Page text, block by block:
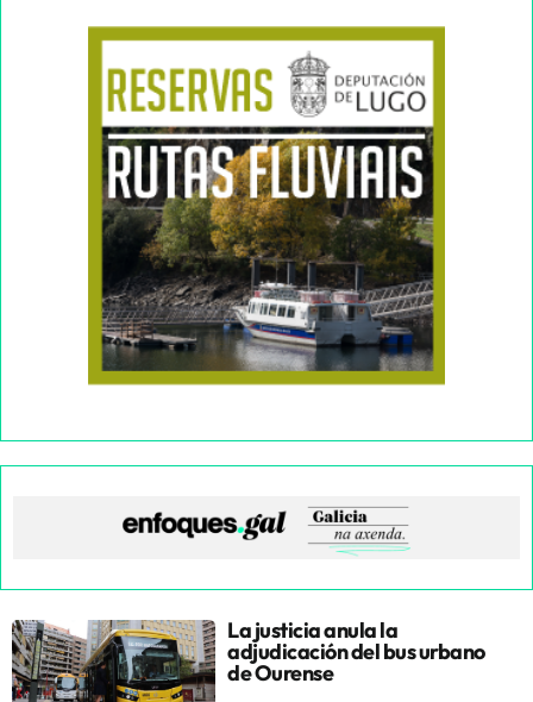
La justicia anula la
adjudicación del bus urbano
de Ourense